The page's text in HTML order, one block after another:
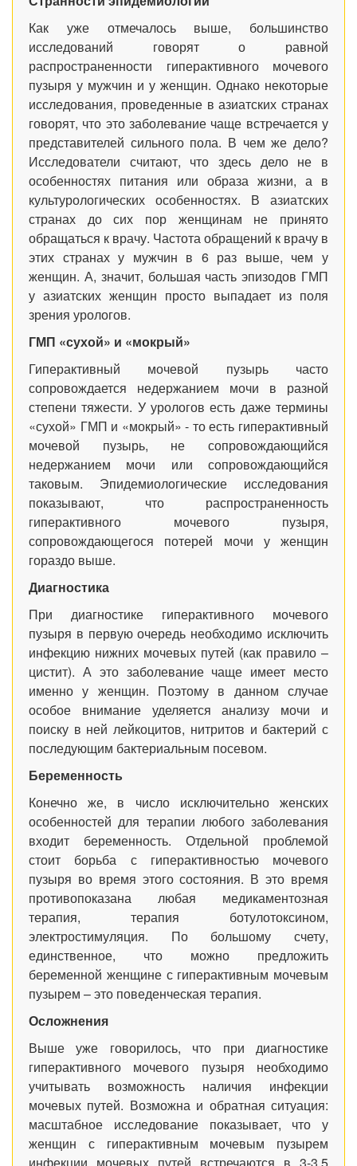
Как уже отмечалось выше, большинство
исследований говорят о равной
распространенности гиперактивного мочевого
пузыря у мужчин и у женщин. Однако некоторые
исследования, проведенные в азиатских странах
говорят, что это заболевание чаще встречается у
представителей сильного пола. В чем же дело?
Исследователи считают, что здесь дело не в
особенностях питания или образа жизни, а в
культурологических особенностях. В азиатских
странах до сих пор женщинам не принято
обращаться к врачу. Частота обращений к врачу в
этих странах у мужчин в 6 раз выше, чем у
женщин. А, значит, большая часть эпизодов ГМП
у азиатских женщин просто выпадает из поля
зрения урологов.
ГМП «сухой» и «мокрый»
Гиперактивный мочевой пузырь часто
сопровождается недержанием мочи в разной
степени тяжести. У урологов есть даже термины
«сухой» ГМП и «мокрый» - то есть гиперактивный
мочевой пузырь, не сопровождающийся
недержанием мочи или сопровождающийся
таковым. Эпидемиологические исследования
показывают, что распространенность
гиперактивного мочевого пузыря,
сопровождающегося потерей мочи у женщин
гораздо выше.
Диагностика
При диагностике гиперактивного мочевого
пузыря в первую очередь необходимо исключить
инфекцию нижних мочевых путей (как правило –
цистит). А это заболевание чаще имеет место
именно у женщин. Поэтому в данном случае
особое внимание уделяется анализу мочи и
поиску в ней лейкоцитов, нитритов и бактерий с
последующим бактериальным посевом.
Беременность
Конечно же, в число исключительно женских
особенностей для терапии любого заболевания
входит беременность. Отдельной проблемой
стоит борьба с гиперактивностью мочевого
пузыря во время этого состояния. В это время
противопоказана любая медикаментозная
терапия, терапия ботулотоксином,
электростимуляция. По большому счету,
единственное, что можно предложить
беременной женщине с гиперактивным мочевым
пузырем – это поведенческая терапия.
Осложнения
Выше уже говорилось, что при диагностике
гиперактивного мочевого пузыря необходимо
учитывать возможность наличия инфекции
мочевых путей. Возможна и обратная ситуация:
масштабное исследование показывает, что у
женщин с гиперактивным мочевым пузырем